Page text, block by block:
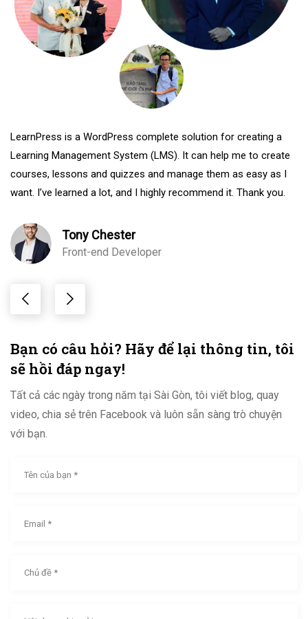
LearnPress is a WordPress complete solution for creating a
Learning Management System (LMS). It can help me to create
courses, lessons and quizzes and manage them as easy as I
want. I’ve learned a lot, and I highly recommend it. Thank you.
Tony Chester
Front-end Developer
Bạn có câu hỏi? Hãy để lại thông tin, tôi
sẽ hồi đáp ngay!
Tất cả các ngày trong năm tại Sài Gòn, tôi viết blog, quay
video, chia sẻ trên Facebook và luôn sẵn sàng trò chuyện
với bạn.